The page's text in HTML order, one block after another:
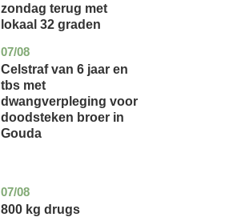
zondag terug met
lokaal 32 graden
07/08
zuid-
holland
nieuws
Celstraf van 6 jaar en
tbs met
dwangverpleging voor
doodsteken broer in
Gouda
07/08
noord-
holland
nieuws
800 kg drugs